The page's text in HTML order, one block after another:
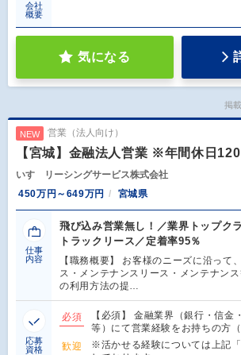
会社
概要
気になる
掲
NEW 営業（法人向け）
【宮城】金融法人営業 ※年間休日
いすゞリーシングサービス株式会社
450万円～649万円
宮城県
仕事
内容
飛び込み営業無し！／業界トップク
トラックリース／定着率95％
【職務概要】 お客様のニーズに沿って
ス・メンテナンスリース・メンテナン
の利用方法の提…
応募
資格
必須
【必須】 金融業界（銀行・信金
等）にて営業経験をお持ちの方
歓迎
※活かせる経験については上記